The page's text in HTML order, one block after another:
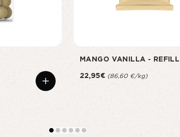
MANGO VANILLA - REFILL
22,95€ (86,60 €/kg)